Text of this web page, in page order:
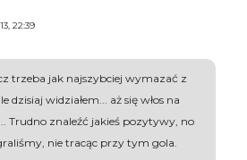
22:39
trzeba jak najszybciej wymazać z
dzisiaj widziałem... aż się włos na
Trudno znaleźć jakieś pozytywy, no
nie tracąc przy tym gola.